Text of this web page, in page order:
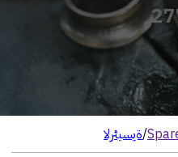
الرئيسية/